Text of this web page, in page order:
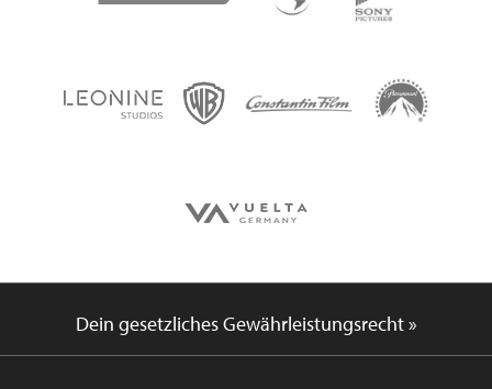
Dein gesetzliches Gewährleistungsrecht »